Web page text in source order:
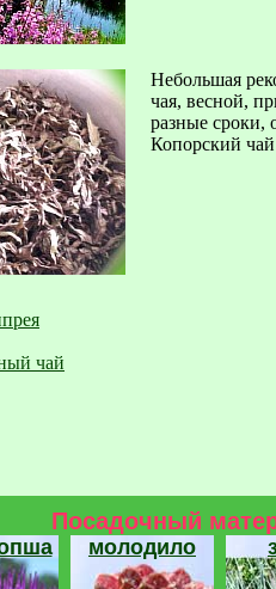
Небольшая
чая, весной,
разные сроки,
Копорский
чай
Посадочный
молодило